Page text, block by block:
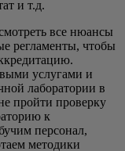
и т.д.
все нюансы
регламенты, чтобы
услугами и
лаборатории в
пройти проверку
к
персонал,
методики